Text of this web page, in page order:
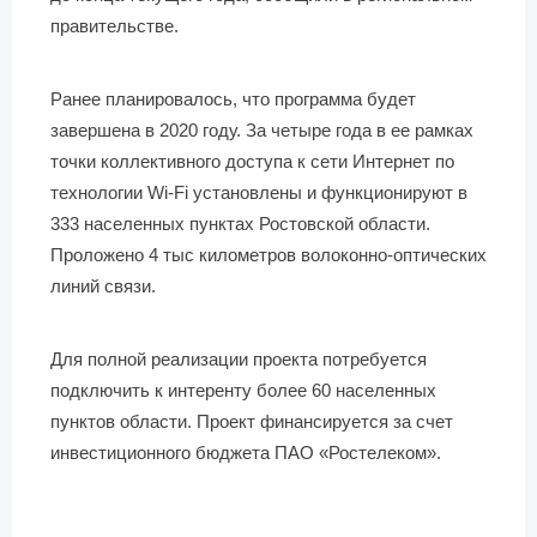
правительстве.
Ранее планировалось, что программа будет
завершена в 2020 году. За четыре года в ее рамках
точки коллективного доступа к сети Интернет по
технологии Wi-Fi установлены и функционируют в
333 населенных пунктах Ростовской области.
Проложено 4 тыс километров волоконно-оптических
линий связи.
Для полной реализации проекта потребуется
подключить к интеренту более 60 населенных
пунктов области. Проект финансируется за счет
инвестиционного бюджета ПАО «Ростелеком».